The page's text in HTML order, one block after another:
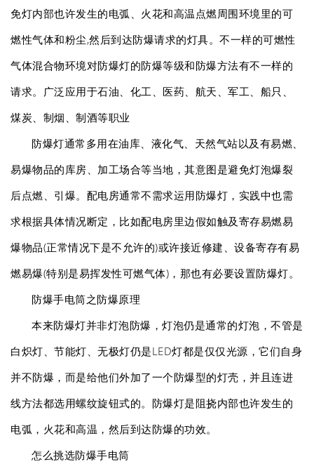
免灯内部也许发生的电弧、火花和高温点燃周围环境里的可
燃性气体和粉尘,然后到达防爆请求的灯具。不一样的可燃性
气体混合物环境对防爆灯的防爆等级和防爆方法有不一样的
请求。广泛应用于石油、化工、医药、航天、军工、船只、
煤炭、制烟、制酒等职业
防爆灯通常多用在油库、液化气、天然气站以及有易燃、
易爆物品的库房、加工场合等当地，其意图是避免灯泡爆裂
后点燃、引爆。配电房通常不需求运用防爆灯，实践中也需
求根据具体情况断定，比如配电房里边假如触及寄存易燃易
爆物品(正常情况下是不允许的)或许接近修建、设备寄存有易
燃易爆(特别是易挥发性可燃气体)，那也有必要设置防爆灯。
防爆手电筒之防爆原理
本来防爆灯并非灯泡防爆，灯泡仍是通常的灯泡，不管是
白炽灯、节能灯、无极灯仍是LED灯都是仅仅光源，它们自身
并不防爆，而是给他们外加了一个防爆型的灯壳，并且连进
线方法都选用螺纹旋钮式的。防爆灯是阻挠内部也许发生的
电弧，火花和高温，然后到达防爆的功效。
怎么挑选防爆手电筒